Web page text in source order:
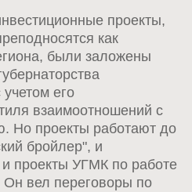
проекты,
как
были заложены
его
взаимоотношений с
Но проекты работают до
бройлер", и
проекты УГМК по работе
вел переговоры по